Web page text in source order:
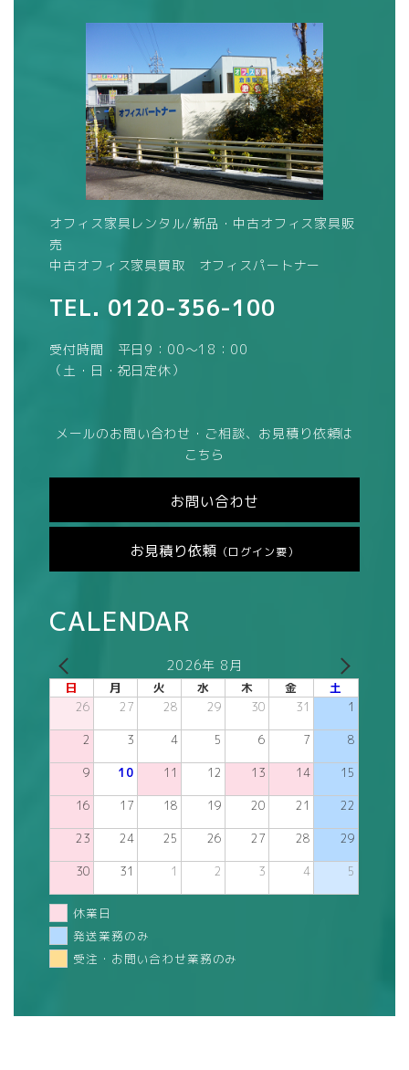
オフィス家具レンタル/新品・中古オフィス家具販
売
中古オフィス家具買取 オフィスパートナー
TEL. 0120-356-100
受付時間 平日9：00～18：00
（土・日・祝日定休）
メールのお問い合わせ・ご相談、お見積り依頼は
こちら
お問い合わせ
お見積り依頼 （ログイン要）
CALENDAR
2026年 8月
日 月 火 水 木 金 土
26 27 28 29 30 31 1
2 3 4 5 6 7 8
9 10 11 12 13 14 15
16 17 18 19 20 21 22
23 24 25 26 27 28 29
30 31 1 2 3 4 5
休業日
発送業務のみ
受注・お問い合わせ業務のみ